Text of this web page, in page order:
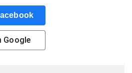
Google